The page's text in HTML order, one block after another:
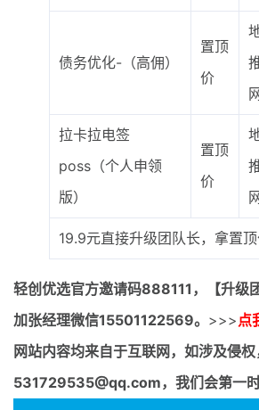
债务优化-（高佣）
置顶
价
拉卡拉电签
poss（个人申领
版）
置顶
价
19.9元直接升级团队长，拿置顶
轻创优选官方邀请码888111，【升级
加张经理微信15501122569。 >>> 点
网站内容均来自于互联网，如涉及侵
531729535@qq.com，我们会第一时